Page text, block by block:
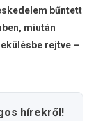
A
Drogot
Egy
bűntett
miután
rejtve –
hírekről!